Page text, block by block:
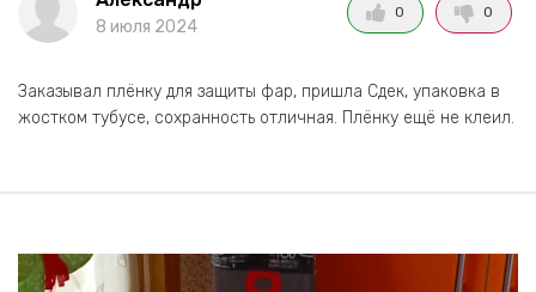
8 июля 2024
0 0
Заказывал плёнку для защиты фар, пришла Сдек, упаковка в
жостком тубусе, сохранность отличная. Плёнку ещё не клеил.